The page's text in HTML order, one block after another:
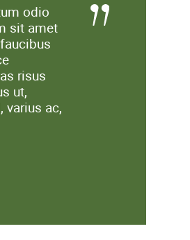
odio
sit amet
risus
ut,
varius ac,